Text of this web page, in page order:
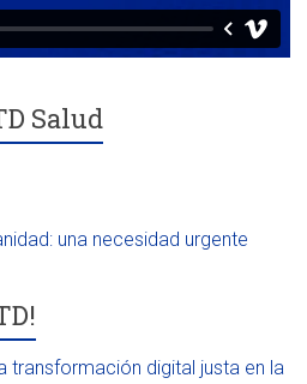
Salud
una necesidad urgente
transformación digital justa en la